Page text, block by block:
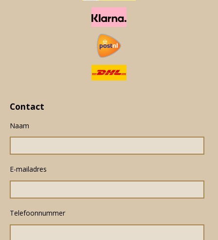
Contact
Naam
E-mailadres
Telefoonnummer